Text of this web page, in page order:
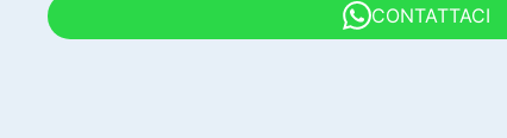
CONTATTACI